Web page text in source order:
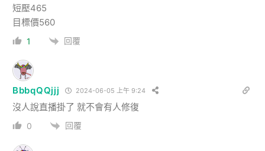
短壓465
目標價560
1 回覆
BbbqQQjjj 2024-06-05 上午 9:24
沒人說直播掛了 就不會有人修復
0 回覆